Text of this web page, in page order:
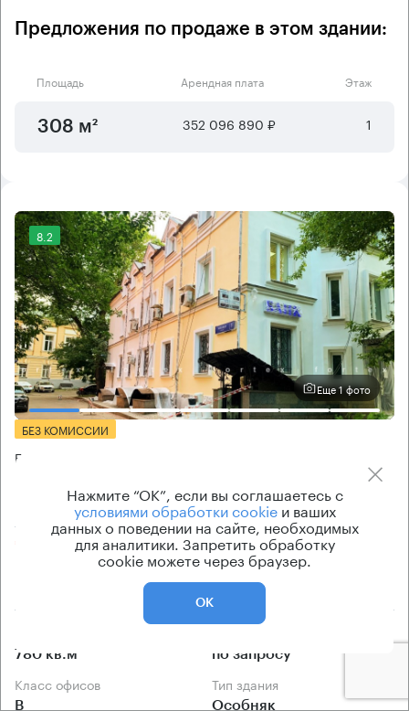
Предложения по продаже в этом здании:
Площадь Арендная плата Этаж
308 м² 352 096 890 ₽ 1
8.2
Еще 1 фото
БЕЗ КОМИССИИ
Бизнес-центр
Москва, Моховая улица, 11 с13
Охотный Ряд → 330 м ~ 3 мин
1.65 км → Хрущевский переулок
780 кв.м по запросу
Класс офисов
B
Тип здания
Особняк
Нажмите “ОК”, если вы соглашаетесь с
условиями обработки cookieи ваших
данных о поведении на сайте, необходимых
для аналитики. Запретить обработку
cookie можете через браузер.
ОК